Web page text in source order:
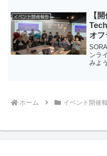
イベント開催報告
【
オフ
う」
ンラ
みよ
ホーム イベント開催